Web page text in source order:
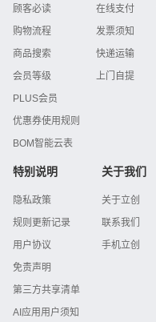
顾客必读
购物流程
商品搜索
会员等级
PLUS会员
优惠券使用规则
BOM智能云表
在线支付
发票须知
快递运输
上门自提
特别说明
隐私政策
规则更新记录
用户协议
免责声明
第三方共享清单
AI应用用户须知
关于我们
关于立创
联系我们
手机立创